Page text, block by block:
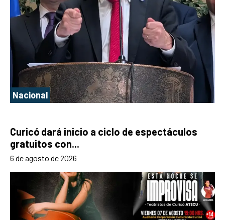
Nacional
Curicó dará inicio a ciclo de espectáculos
gratuitos con...
6 de agosto de 2026